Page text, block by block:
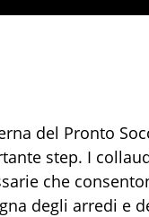
del Pronto
step. I
che
degli arredi e